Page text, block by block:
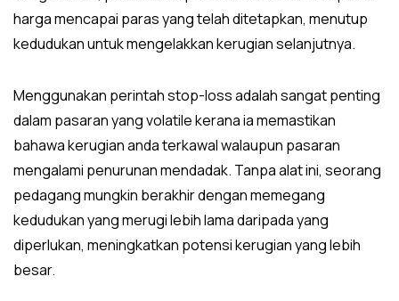
harga mencapai paras yang telah ditetapkan, menutup
kedudukan untuk mengelakkan kerugian selanjutnya.
Menggunakan perintah stop-loss adalah sangat penting
dalam pasaran yang volatile kerana ia memastikan
bahawa kerugian anda terkawal walaupun pasaran
mengalami penurunan mendadak. Tanpa alat ini, seorang
pedagang mungkin berakhir dengan memegang
kedudukan yang merugi lebih lama daripada yang
diperlukan, meningkatkan potensi kerugian yang lebih
besar.